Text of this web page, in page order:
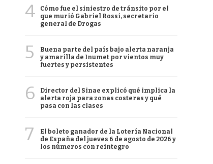
4
Cómo fue el siniestro de tránsito por el
que murió Gabriel Rossi, secretario
general de Drogas
5
Buena parte del país bajo alerta naranja
y amarilla de Inumet por vientos muy
fuertes y persistentes
6
Director del Sinae explicó qué implica la
alerta roja para zonas costeras y qué
pasa con las clases
7
El boleto ganador de la Lotería Nacional
de España del jueves 6 de agosto de 2026 y
los números con reintegro